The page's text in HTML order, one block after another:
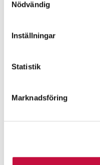
Nödvändig
Inställningar
Statistik
Marknadsföring